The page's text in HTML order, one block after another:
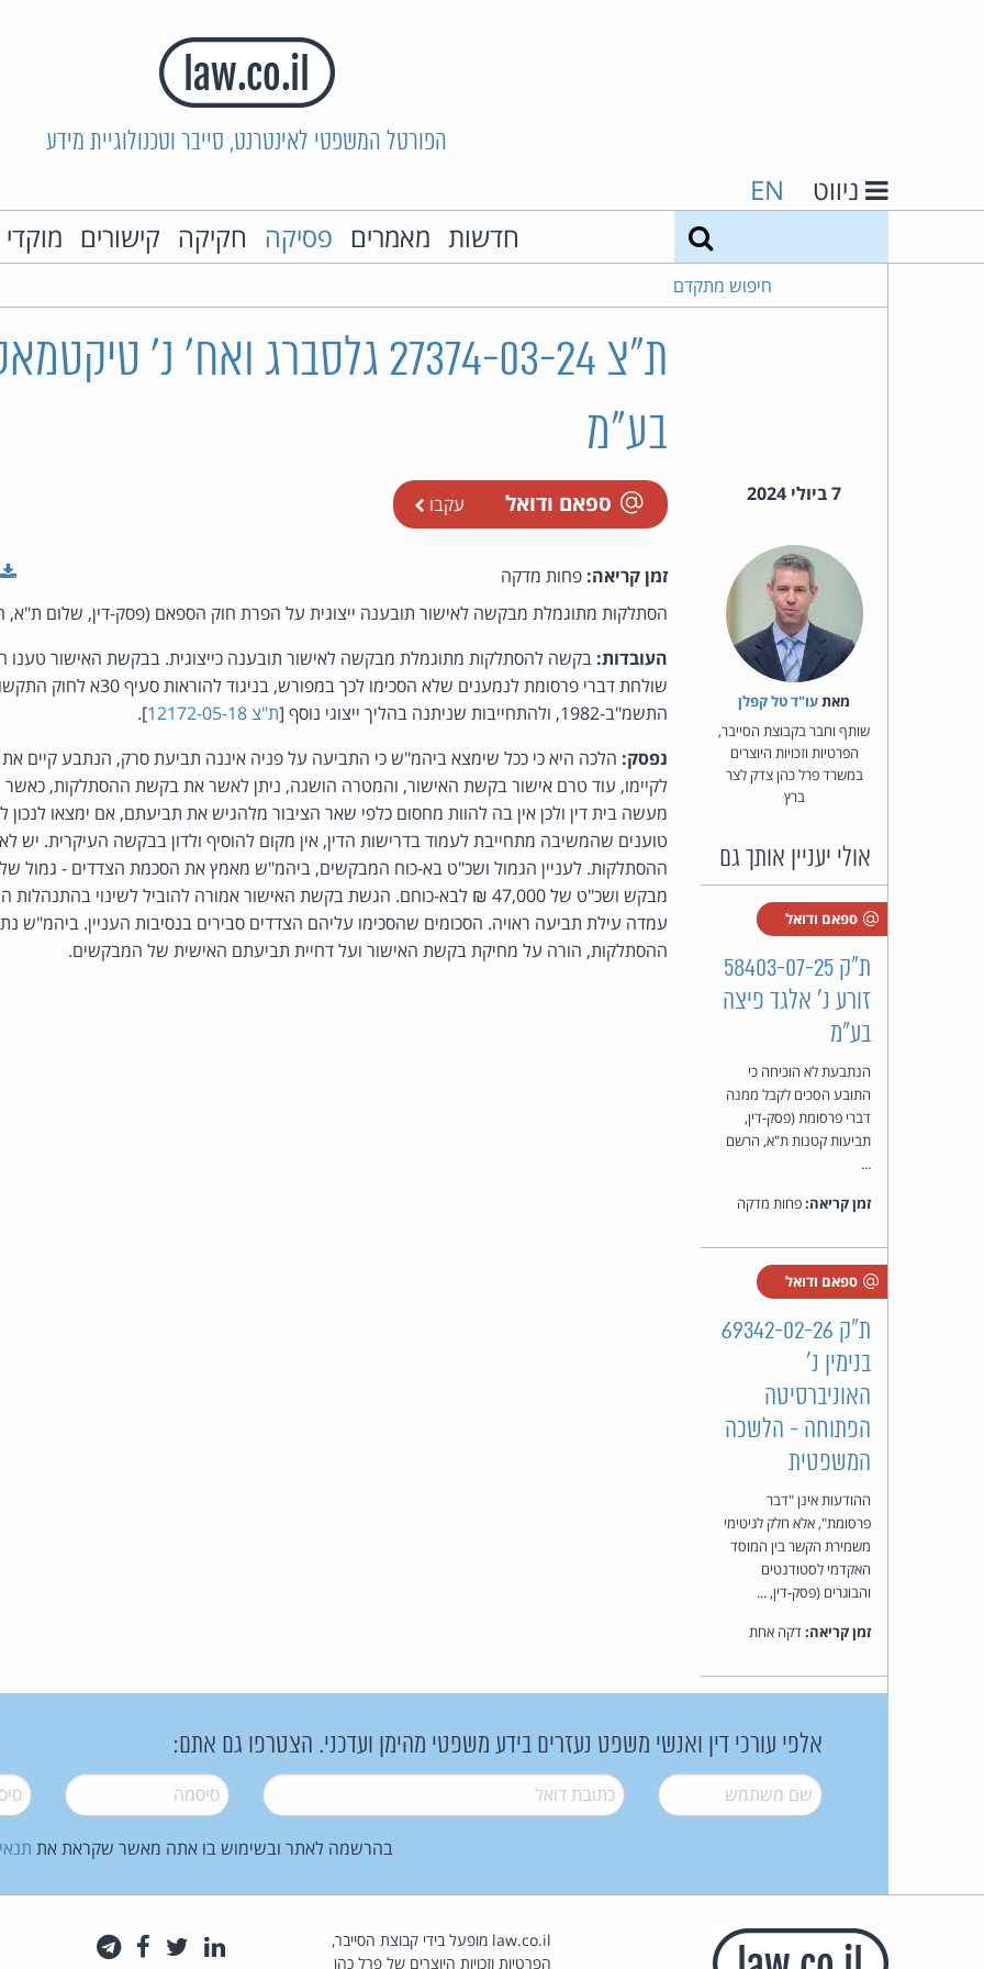
הפורטל המשפטי לאינטרנט, סייבר וטכנולוגיית מידע
ניווט EN
חדשות מאמרים פסיקה חקיקה קישורים
חיפוש מתקדם
ת"צ 27374-03-24 גלסברג ואח' נ'
בע"מ
7 ביולי 2024 ספאם ודואל עקבו
מאת‏עו"ד טל קפלן
שותף וחבר בקבוצת הסייבר,
הפרטיות וזכויות היוצרים
במשרד פרל כהן צדק לצר
ברץ
אולי יעניין אותך גם
ספאם ודואל
ת"ק 58403-07-25
זורע נ' אלגד פיצה
בע"מ
הנתבעת לא הוכיחה כי
התובע הסכים לקבל ממנה
דברי פרסומת (פסק-דין,
תביעות קטנות ת"א, הרשם
...
זמן קריאה:פחות מדקה
ספאם ודואל
ת"ק 69342-02-26
בנימין נ'
האוניברסיטה
הפתוחה - הלשכה
המשפטית
ההודעות אינן "דבר
פרסומת", אלא חלק לגיטימי
משמירת הקשר בין המוסד
האקדמי לסטודנטים
והבוגרים (פסק-דין, ...
זמן קריאה:דקה אחת
זמן קריאה: פחות מדקה
הסתלקות מתוגמלת מבקשה לאישור תובענה ייצוגית על הפרת חוק הספאם (פסק-דין, שלום ת"א,
העובדות: בקשה להסתלקות מתוגמלת מבקשה לאישור תובענה כייצוגית. בבקשת האישור טענו
שולחת דברי פרסומת לנמענים שלא הסכימו לכך
התשמ"ב-1982, ולהתחייבות שניתנה בהליך ייצוגי נוסף [
ת"צ 12172-05-18
].
נפסק: הלכה היא כי ככל שימצא ביהמ"ש כי התביעה על פניה איננה תביעת סרק, הנתבע קיים
לקיימו, עוד טרם אישור בקשת האישור, והמטרה הושגה, ניתן לאשר את בקשת ההסתלקות, כאשר
מעשה בית דין ולכן אין בה להוות מחסום כלפי שאר הציבור מלהגיש את תביעתם, אם ימצאו לנכון
טוענים שהמשיבה מתחייבת לעמוד בדרישות הדין, אין מקום להוסיף ולדון בבקשה העיקרית.
מבקש ושכ"ט של 47,000 ₪ לבא-כוחם. הגשת בקשת האישור אמורה להוביל לשינוי
עמדה עילת תביעה ראויה. הסכומים שהסכימו עליהם הצדדים סבירים בנסיבות העניין. ביהמ"ש
ההסתלקות, הורה על מחיקת בקשת האישור ועל דחיית תביעתם האישית של המבקשים.
אלפי עורכי דין ואנשי משפט נעזרים בידע משפטי מהימן ועדכני. הצטרפו גם אתם:
שם משתמש* דואל* סיסמה*
בהרשמה לאתר ובשימוש בו אתה מאשר שקראת את
law.co.il מופעל בידי קבוצת הסייבר,
הפרטיות וזכויות היוצרים של פרל כהן
לינקדאין
טוויטרפייסבוק